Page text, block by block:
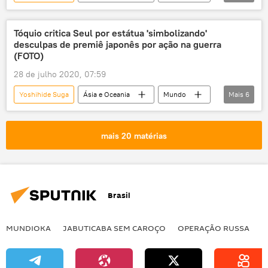
Notícias
Japão
votação
líder
líderes presidente
Tóquio critica Seul por estátua 'simbolizando'
desculpas de premiê japonês por ação na guerra
(FOTO)
28 de julho 2020, 07:59
Yoshihide Suga Ásia e Oceania
Mundo
Notícias
estátua
Shinzo Abe
Coreia do Sul
Mais 6
mais 20 matérias
Brasil
MUNDIOKA JABUTICABA SEM CAROÇO OPERAÇÃO RUSSA